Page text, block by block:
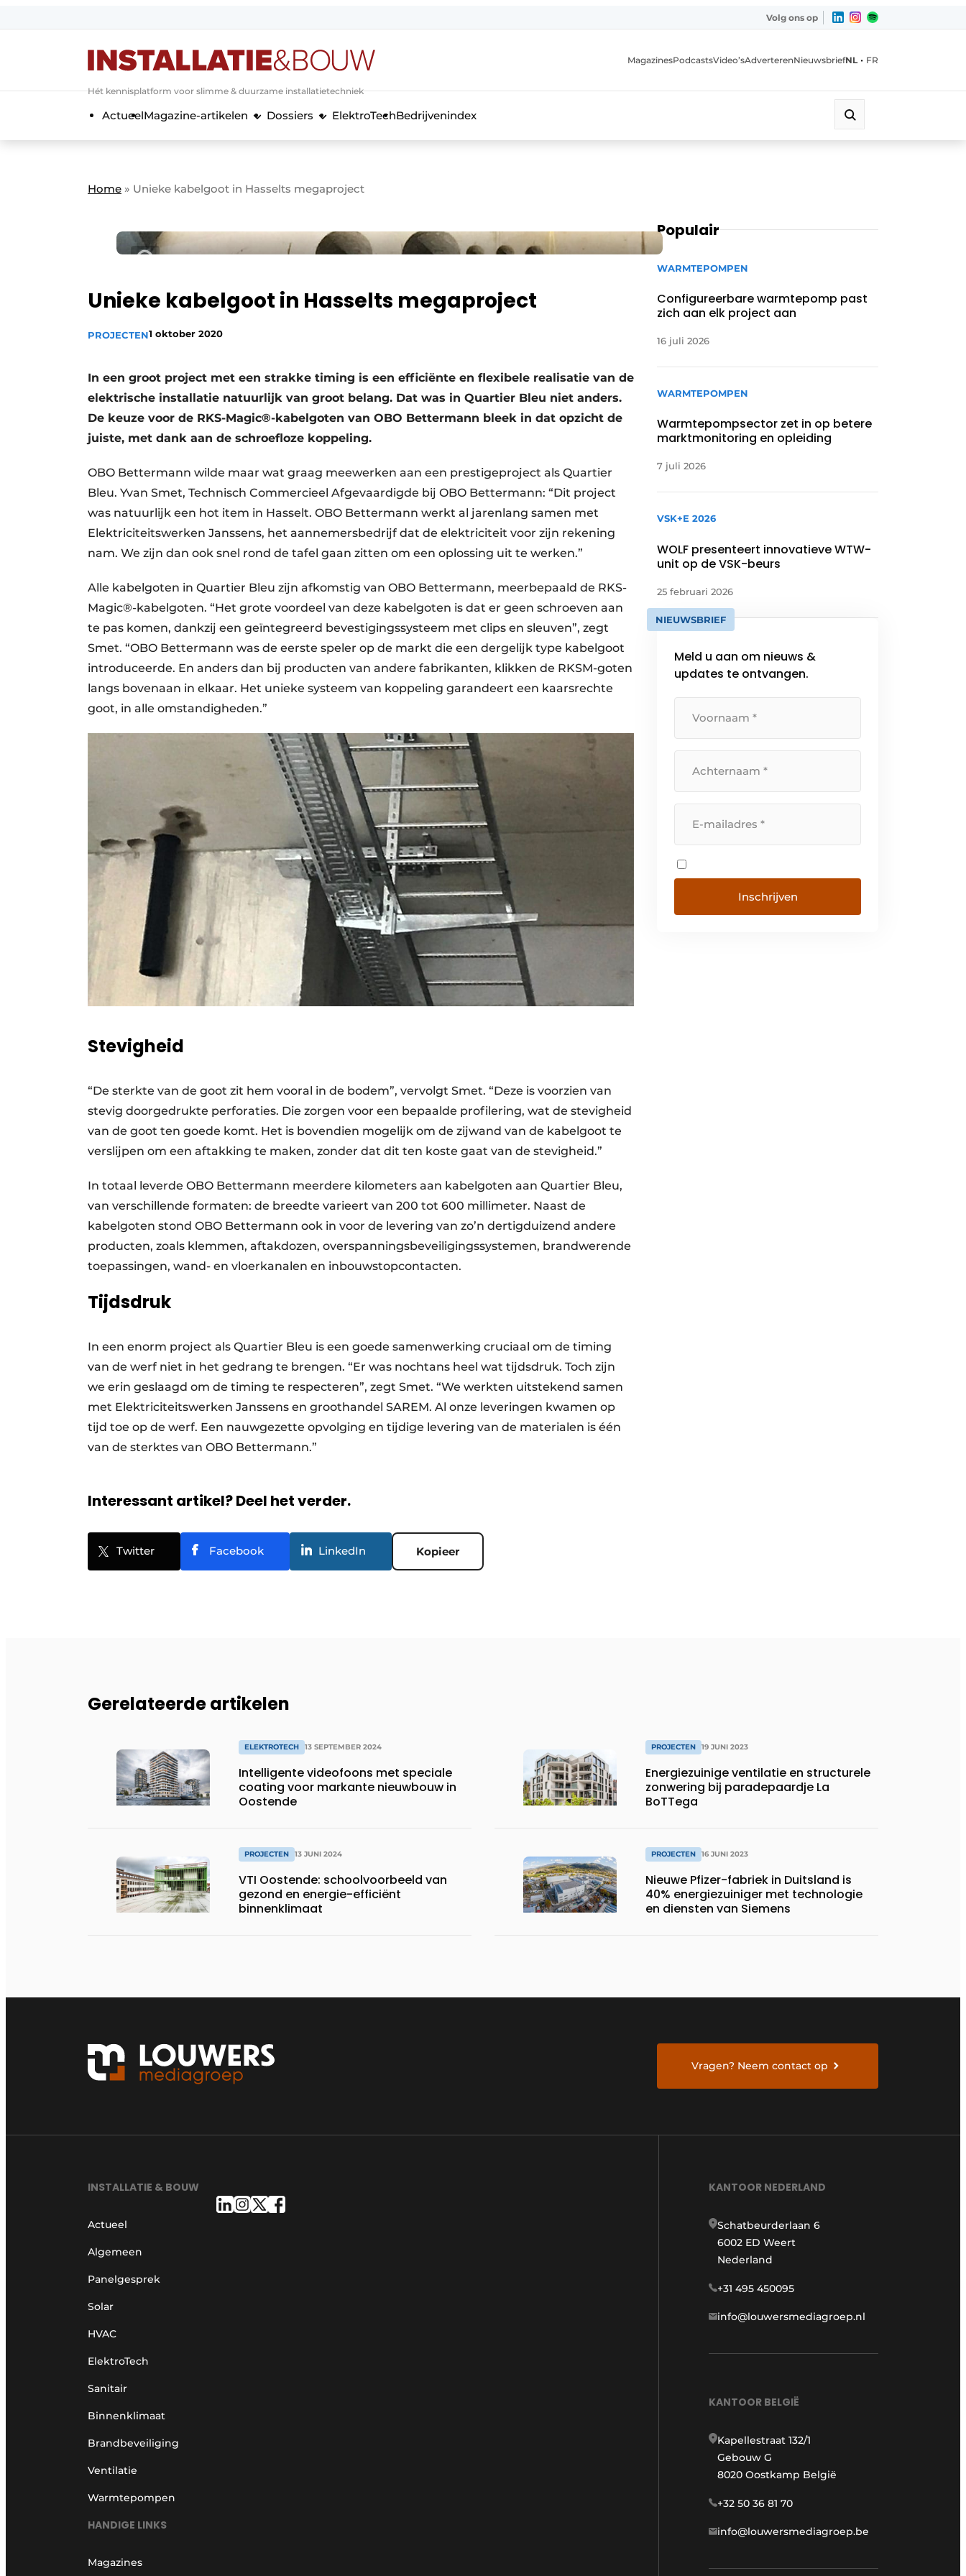
Algemene voorwaarden
Banner overzicht
BedrijvenAanmeldenBedankt voor de aanmelding
Bedrijven
Evenement aanmelden
Meest gelezen
Privacy / Cookie statement
Vacature aanmelden
Video’s
Volg ons op
Hét kennisplatform voor slimme & duurzame installatietechniek
MagazinesPodcastsVideo’sAdverterenNieuwsbriefNL • FR
ActueelMagazine-artikelen Dossiers ElektroTechBedrijvenindex
Home » Unieke kabelgoot in Hasselts megaproject
Unieke kabelgoot in Hasselts megaproject
PROJECTEN1 oktober 2020
In een groot project met een strakke timing is een efficiënte en flexibele realisatie van de
elektrische installatie natuurlijk van groot belang. Dat was in Quartier Bleu niet anders.
De keuze voor de RKS-Magic®-kabelgoten van OBO Bettermann bleek in dat opzicht de
juiste, met dank aan de schroefloze koppeling.
OBO Bettermann wilde maar wat graag meewerken aan een prestigeproject als Quartier
Bleu. Yvan Smet, Technisch Commercieel Afgevaardigde bij OBO Bettermann: “Dit project
was natuurlijk een hot item in Hasselt. OBO Bettermann werkt al jarenlang samen met
Elektriciteitswerken Janssens, het aannemersbedrijf dat de elektriciteit voor zijn rekening
nam. We zijn dan ook snel rond de tafel gaan zitten om een oplossing uit te werken.”
Alle kabelgoten in Quartier Bleu zijn afkomstig van OBO Bettermann, meerbepaald de RKS-
Magic®-kabelgoten. “Het grote voordeel van deze kabelgoten is dat er geen schroeven aan
te pas komen, dankzij een geïntegreerd bevestigingssysteem met clips en sleuven”, zegt
Smet. “OBO Bettermann was de eerste speler op de markt die een dergelijk type kabelgoot
introduceerde. En anders dan bij producten van andere fabrikanten, klikken de RKSM-goten
langs bovenaan in elkaar. Het unieke systeem van koppeling garandeert een kaarsrechte
goot, in alle omstandigheden.”
Stevigheid
“De sterkte van de goot zit hem vooral in de bodem”, vervolgt Smet. “Deze is voorzien van
stevig doorgedrukte perforaties. Die zorgen voor een ­bepaalde profilering, wat de stevigheid
van de goot ten goede komt. Het is bovendien mogelijk om de zijwand van de kabelgoot te
verslijpen om een aftakking te maken, zonder dat dit ten koste gaat van de stevigheid.”
In totaal leverde OBO Bettermann meerdere kilometers aan kabelgoten aan Quartier Bleu,
van verschillende formaten: de breedte varieert van 200 tot 600 millimeter. Naast de
kabelgoten stond OBO Bettermann ook in voor de levering van zo’n dertigduizend andere
producten, zoals klemmen, aftakdozen, overspanningsbeveiligingssystemen, brandwerende
toepassingen, wand- en vloerkanalen en inbouwstopcontacten.
Tijdsdruk
In een enorm project als Quartier Bleu is een goede samenwerking cruciaal om de timing
van de werf niet in het gedrang te brengen. “Er was nochtans heel wat tijdsdruk. Toch zijn
we erin geslaagd om de timing te respecteren”, zegt Smet. “We werkten uitstekend samen
met Elektriciteitswerken Janssens en groothandel SAREM. Al onze leveringen kwamen op
tijd toe op de werf. Een nauwgezette opvolging en tijdige levering van de materialen is één
van de sterktes van OBO ­Bettermann.”
Interessant artikel? Deel het verder.
Twitter Facebook LinkedIn Kopieer
Populair
WARMTEPOMPEN
Configureerbare warmtepomp past
zich aan elk project aan
16 juli 2026
WARMTEPOMPEN
Warmtepompsector zet in op betere
marktmonitoring en opleiding
7 juli 2026
VSK+E 2026
WOLF presenteert innovatieve WTW-
unit op de VSK-beurs
25 februari 2026
NIEUWSBRIEF
Meld u aan om nieuws &
updates te ontvangen.
Gerelateerde artikelen
ELEKTROTECH 13 SEPTEMBER 2024
Intelligente videofoons met speciale
coating voor markante nieuwbouw in
Oostende
PROJECTEN 13 JUNI 2024
VTI Oostende: schoolvoorbeeld van
gezond en energie-efficiënt
binnenklimaat
PROJECTEN 19 JUNI 2023
Energiezuinige ventilatie en structurele
zonwering bij paradepaardje La
BoTTega
PROJECTEN 16 JUNI 2023
Nieuwe Pfizer-fabriek in Duitsland is
40% energiezuiniger met technologie
en diensten van Siemens
Vragen? Neem contact op
INSTALLATIE & BOUW
Actueel
Algemeen
Panelgesprek
Solar
HVAC
ElektroTech
Sanitair
Binnenklimaat
Brandbeveiliging
Ventilatie
Warmtepompen
HANDIGE LINKS
Magazines
KANTOOR NEDERLAND
Schatbeurderlaan 6
6002 ED Weert
Nederland
+31 495 450095
info@louwersmediagroep.nl
KANTOOR BELGIË
Kapellestraat 132/1
Gebouw G
8020 Oostkamp België
+32 50 36 81 70
info@louwersmediagroep.be